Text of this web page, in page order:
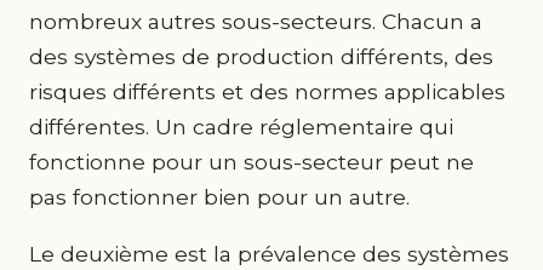
nombreux autres sous-secteurs. Chacun a
des systèmes de production différents, des
risques différents et des normes applicables
différentes. Un cadre réglementaire qui
fonctionne pour un sous-secteur peut ne
pas fonctionner bien pour un autre.
Le deuxième est la prévalence des systèmes